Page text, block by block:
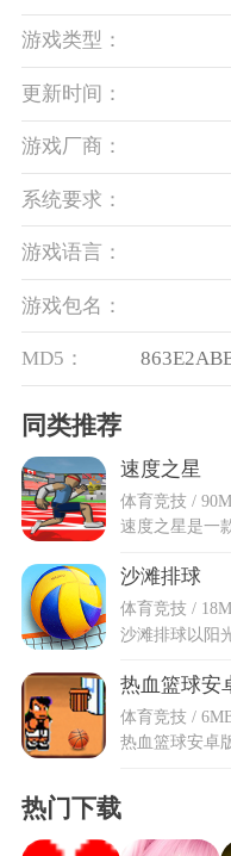
游戏类型：
更新时间：
游戏厂商：
系统要求：
游戏语言：
游戏包名：
MD5：
同类推荐
速度之星
体育竞技 /
沙滩排球
体育竞技 /
热血篮球安
体育竞技 /
热门下载